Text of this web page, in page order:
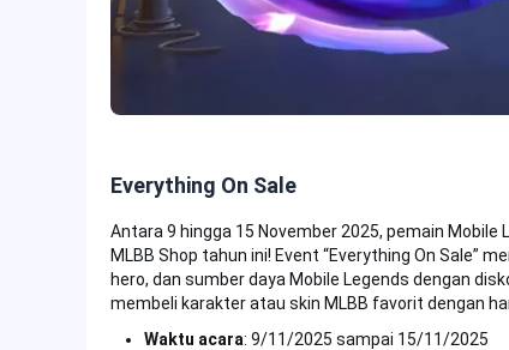
Everything On Sale
Antara 9 hingga 15 November 2025, pemain
MLBB Shop tahun ini! Event “Everything On Sale”
hero, dan sumber daya Mobile Legends dengan
membeli karakter atau skin MLBB favorit dengan
Waktu acara: 9/11/2025 sampai 15/11/2025